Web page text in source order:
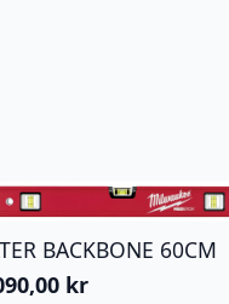
BACKBONE 60CM
kr